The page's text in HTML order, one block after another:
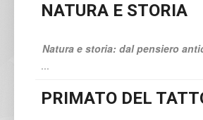
NATURA E STORIA
Natura e storia: dal pensiero
...
PRIMATO DEL